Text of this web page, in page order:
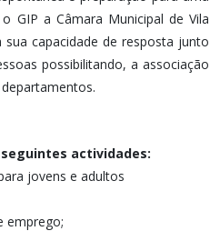
GIP a Câmara Municipal de Vila
capacidade de resposta junto
possibilitando, a associação
seguintes actividades:
jovens e adultos
emprego;